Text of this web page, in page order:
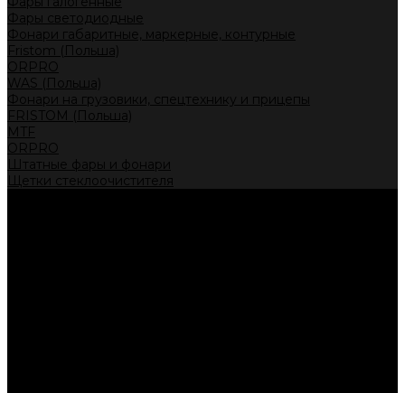
Фары светодиодные
Фонари габаритные, маркерные, контурные
Fristom (Польша)
ORPRO
WAS (Польша)
Фонари на грузовики, спецтехнику и прицепы
FRISTOM (Польша)
MTF
ORPRO
Штатные фары и фонари
Щетки стеклоочистителя